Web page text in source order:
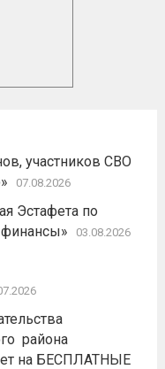
участников СВО
07.08.2026
Эстафета по
03.08.2026
района
на БЕСПЛАТНЫЕ